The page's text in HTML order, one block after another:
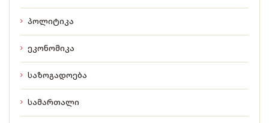
პოლიტიკა
ეკონომიკა
საზოგადოება
სამართალი